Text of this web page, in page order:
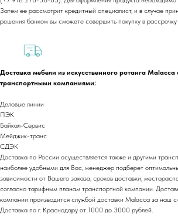
Затем ее рассмотрит кредитный специалист, и в случае
решения банком вы сможете совершить покупку в рассрочку
Доставка мебели из искусственного ротанга Malacca
транспортными компаниями:
Деловые линии
ПЭК
Байкал-Сервис
Мейджик-транс
СДЭК
Доставка по России осуществляется также и другими
наиболее удобными для Вас, менеджер подберет
зависимости от Вашего заказа, сроков доставки,
согласно тарифным планам транспортной компании.
компании производится службой доставки Malacca за наш
Доставка по г. Краснодару от 1000 до 3000 рублей.
ООО «Малакка
Гостеприимство»
office@malacca.ru
ИНН 2312318794
+7 (918) 270-56-03